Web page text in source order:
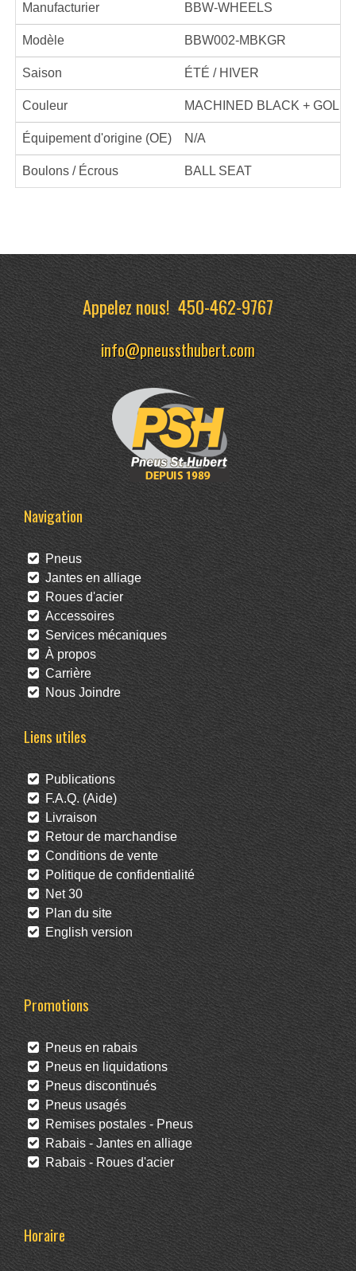
Manufacturier BBW-WHEELS
Modèle BBW002-MBKGR
Saison ÉTÉ / HIVER
Couleur MACHINED BLACK + GOLD
Équipement d'origine (OE) N/A
Boulons / Écrous BALL SEAT
Appelez nous!450-462-9767
info@pneussthubert.com
Navigation
Pneus
Jantes en alliage
Roues d'acier
Accessoires
Services mécaniques
À propos
Carrière
Nous Joindre
Liens utiles
Publications
F.A.Q. (Aide)
Livraison
Retour de marchandise
Conditions de vente
Politique de confidentialité
Net 30
Plan du site
English version
Promotions
Pneus en rabais
Pneus en liquidations
Pneus discontinués
Pneus usagés
Remises postales - Pneus
Rabais - Jantes en alliage
Rabais - Roues d'acier
Horaire